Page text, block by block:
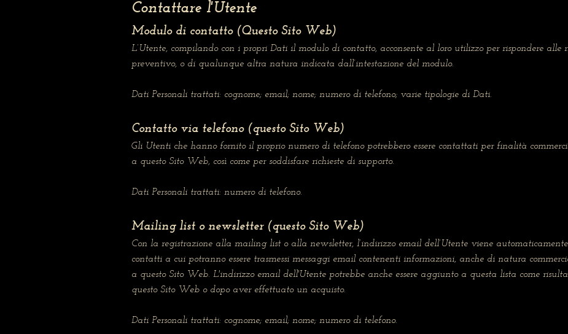
Contattare l'Utente
Modulo di contatto (Questo Sito Web)
L’Utente, compilando con i propri Dati il modulo di contatto, acconsente al loro utilizzo per rispondere alle
preventivo, o di qualunque altra natura indicata dall’intestazione del modulo.
Dati Personali trattati: cognome; email; nome; numero di telefono; varie tipologie di Dati.
Contatto via telefono (questo Sito Web)
Gli Utenti che hanno fornito il proprio numero di telefono potrebbero essere contattati per finalità
a questo Sito Web, così come per soddisfare richieste di supporto.
Dati Personali trattati: numero di telefono.
Mailing list o newsletter (questo Sito Web)
Con la registrazione alla mailing list o alla newsletter, l’indirizzo email dell’Utente viene
contatti a cui potranno essere trasmessi messaggi email contenenti informazioni, anche di natura
a questo Sito Web. L'indirizzo email dell'Utente potrebbe anche essere aggiunto a questa lista come
questo Sito Web o dopo aver effettuato un acquisto.
Dati Personali trattati: cognome; email; nome; numero di telefono.